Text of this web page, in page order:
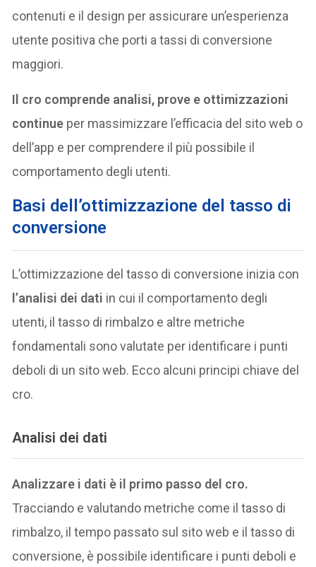
contenuti e il design per assicurare un’esperienza
utente positiva che porti a tassi di conversione
maggiori.
Il cro comprende analisi, prove e ottimizzazioni
continue per massimizzare l’efficacia del sito web o
dell’app e per comprendere il più possibile il
comportamento degli utenti.
Basi dell’ottimizzazione del tasso di
conversione
L’ottimizzazione del tasso di conversione inizia con
l’analisi dei dati in cui il comportamento degli
utenti, il tasso di rimbalzo e altre metriche
fondamentali sono valutate per identificare i punti
deboli di un sito web. Ecco alcuni principi chiave del
cro.
Analisi dei dati
Analizzare i dati è il primo passo del cro.
Tracciando e valutando metriche come il tasso di
rimbalzo, il tempo passato sul sito web e il tasso di
conversione, è possibile identificare i punti deboli e